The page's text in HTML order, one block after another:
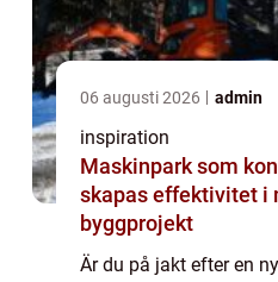
06 augusti 2026 admin
inspiration
Maskinpark som
skapas effektivitet i
byggprojekt
Är du på jakt efter en